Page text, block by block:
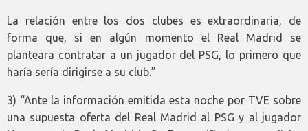
La relación entre los dos clubes es extraordinaria, de
forma que, si en algún momento el Real Madrid se
planteara contratar a un jugador del PSG, lo primero que
haría sería dirigirse a su club.”
3) “Ante la información emitida esta noche por TVE sobre
una supuesta oferta del Real Madrid al PSG y al jugador